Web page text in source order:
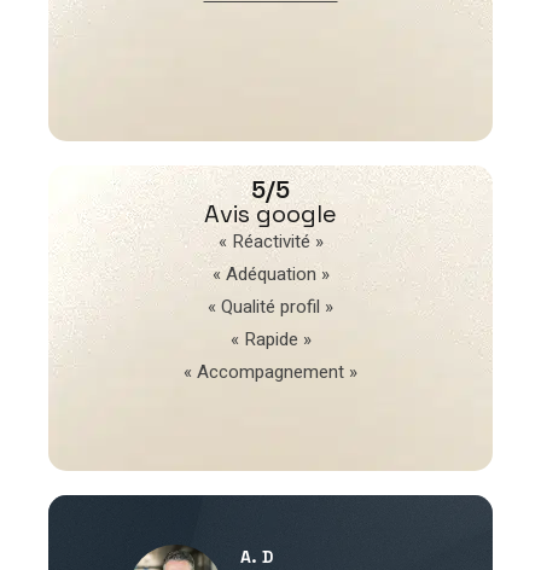
5/5
Avis google
« Réactivité »
« Adéquation »
« Qualité profil »
« Rapide »
« Accompagnement »
A. D